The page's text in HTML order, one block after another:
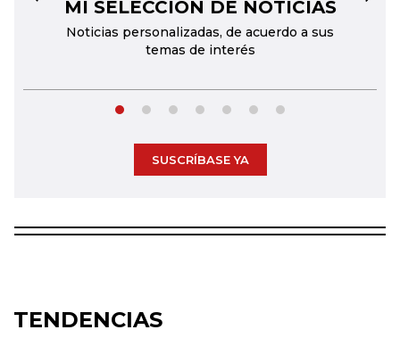
MI SELECCIÓN DE NOTICIAS
Noticias personalizadas, de acuerdo a sus
temas de interés
← →
SUSCRÍBASE YA
TENDENCIAS